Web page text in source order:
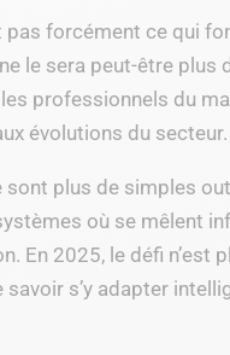
pas forcément ce qui
le sera peut-être plus
professionnels du
évolutions du secteur.
plus de simples
où se mêlent
En 2025, le défi n’est
savoir s’y adapter